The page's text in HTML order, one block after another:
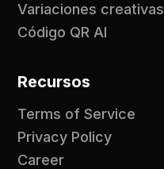
Variaciones creativas
Código QR AI
Recursos
Terms of Service
Privacy Policy
Career